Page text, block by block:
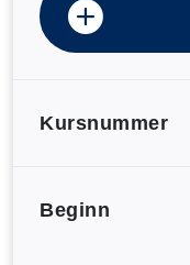
Kursnummer
Beginn